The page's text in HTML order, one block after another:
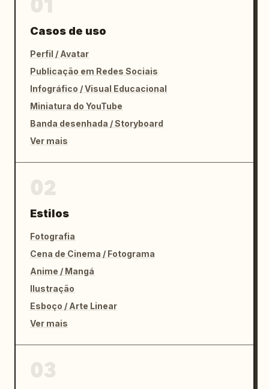
Casos de uso
Perfil / Avatar
Publicação em Redes Sociais
Infográfico / Visual Educacional
Miniatura do YouTube
Banda desenhada / Storyboard
Ver mais
Estilos
Fotografia
Cena de Cinema / Fotograma
Anime / Mangá
Ilustração
Esboço / Arte Linear
Ver mais